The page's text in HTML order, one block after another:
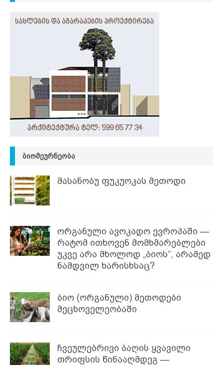
ᲑᲘᲝᲛᲔᲣᲠᲜᲔᲝᲑᲐ
მასანობუ ფუკუოკას მეთოდი
ორგანული ავოკადო ევროპაში —
რატომ ითხოვენ მომხმარებლები
უკვე არა მხოლოდ „ბიოს“, არამედ
ნამდვილ ხარისხსაც?
ბიო (ორგანული) მეთოდები
მეცხოველეობაში
ჩვეულებრივი ბაღის ყვავილი
თრიფსის წინააღმდეგ —